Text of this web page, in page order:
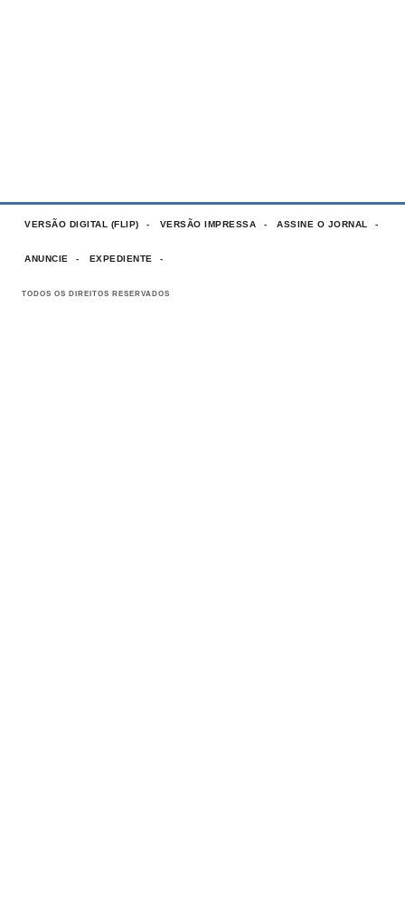
VERSÃO DIGITAL (FLIP) VERSÃO IMPRESSA ASSINE O JORNAL
ANUNCIE EXPEDIENTE
TODOS OS DIREITOS RESERVADOS